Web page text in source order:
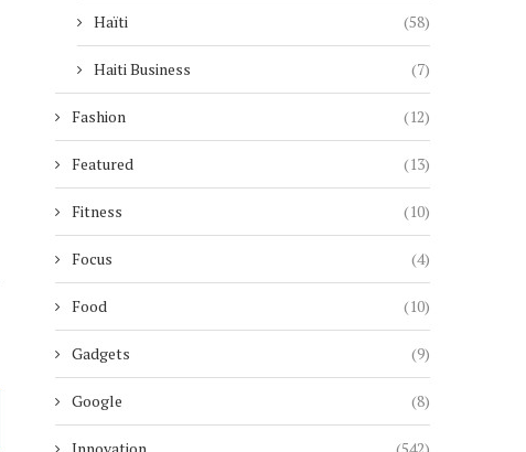
Haïti (58)
Haiti Business (7)
Fashion (12)
Featured (13)
Fitness (10)
Focus (4)
Food (10)
Gadgets (9)
Google (8)